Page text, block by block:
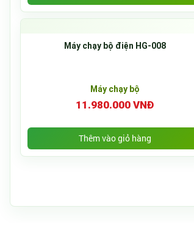
Máy chạy bộ điện HG-008
Máy chạy bộ
11.980.000 VNĐ
Thêm vào giỏ hàng